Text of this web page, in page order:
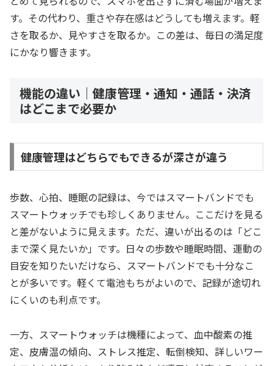
す。その代わり、重さや存在感はどうしても増えます。軽
さを取るか、見やすさを取るか。この差は、毎日の満足度
にかなり響きます。
機能の違い｜健康管理・通知・通話・決済
はどこまで必要か
健康管理はどちらでもできるが深さが違う
歩数、心拍、睡眠の記録は、今ではスマートバンドでも
スマートウォッチでも珍しくありません。ここだけを見る
と差がないように見えます。ただ、違いが出るのは「どこ
まで深く見たいか」です。日々の歩数や睡眠時間、運動の
目安を知りたいだけなら、スマートバンドでも十分なこ
とが多いです。軽くて電池もちがよいので、記録が途切れ
にくいのも利点です。
一方、スマートウォッチは機種によって、血中酸素の推
定、皮膚温の傾向、ストレス推定、転倒検知、詳しいワー